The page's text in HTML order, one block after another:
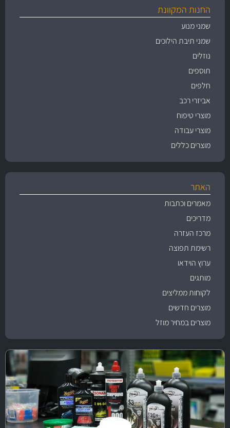
החנות המקוונת
שמני מנוע
שמני תיבת הילוכים
נוזלים
תוספים
חלפים
אביזרי רכב
מוצרי טיפוח
מוצרי עבודה
מוצרים כללים
האתר
מאמרים וכתבות
מדריכים
מרכז העזרה
רשימת תפוצה
ערוץ הוידאו
מותגים
לקוחות ממליצים
מוצרים חדשים
מוצרים במחיר מוזל